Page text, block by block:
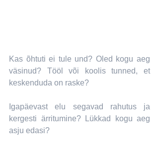
Kas õhtuti ei tule und? Oled kogu aeg
väsinud? Tööl või koolis tunned, et
keskenduda on raske?
Igapäevast elu segavad rahutus ja
kergesti ärritumine? Lükkad kogu aeg
asju edasi?